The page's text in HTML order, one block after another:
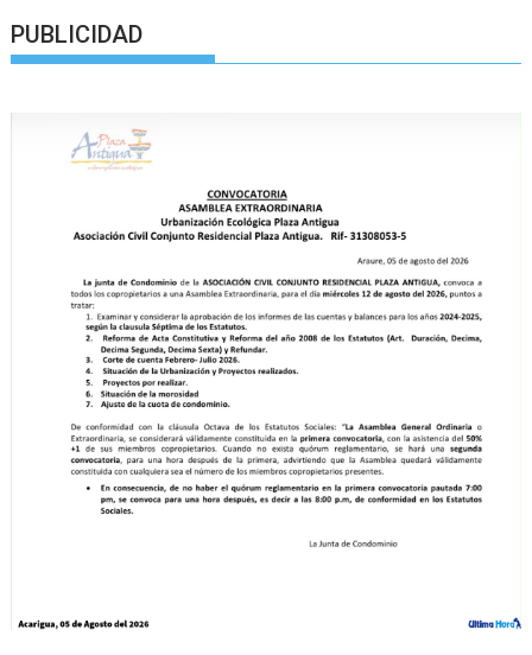
PUBLICIDAD